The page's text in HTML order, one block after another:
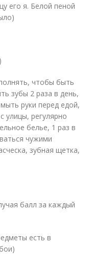
его я. Белой пеной
чтобы быть
зубы 2 раза в день,
руки перед едой,
улицы, регулярно
белье, 1 раз в
чужими
зубная щетка,
балл за каждый
есть в